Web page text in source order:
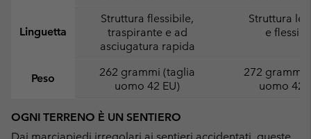
Linguetta
Struttura flessibile,
traspirante e ad
asciugatura rapida
Struttura
e
Peso
262 grammi (taglia
uomo 42 EU)
272 grammi
uomo 42
OGNI TERRENO È UN SENTIERO